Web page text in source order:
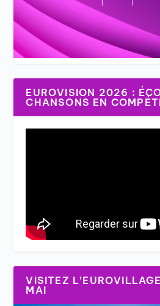
EUROVISION 2026 :
CHANSONS EN
VISITEZ
MAI